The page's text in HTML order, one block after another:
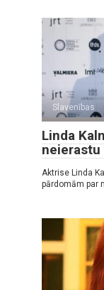
Slavenības
Linda
neierastu
Aktrise Linda
pārdomām par